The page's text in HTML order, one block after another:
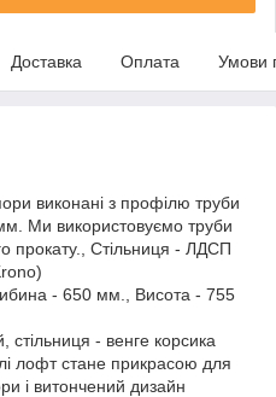
Доставка Оплата Умови
виконані з профілю труби
Ми використовуємо труби
прокату., Стільниця - ЛДСП
- 650 мм., Висота - 755
стільниця - венге корсика
лофт стане прикрасою для
і витончений дизайн